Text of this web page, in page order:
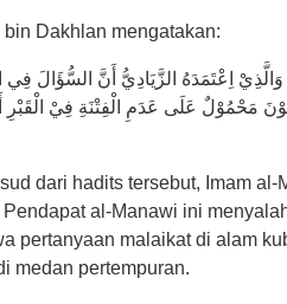
bin Dakhlan mengatakan:
اِعْتَمَدَهُ الزَّيَادِيُّ أَنَّ السُّؤَالَ فِي
مَحْمُوْلٌ عَلَى عَدَمِ الْفِتْنَةِ فِيْ الْقَبْرِ
dari hadits tersebut, Imam
al-Manawi ini
pertanyaan malaikat di alam
medan pertempuran.